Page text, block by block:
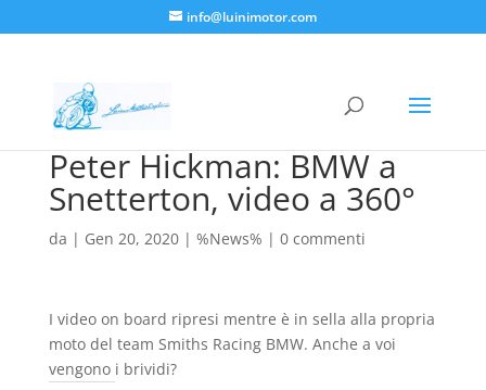
info@luinimotor.com
Peter Hickman: BMW a
Snetterton, video a 360°
da | Gen 20, 2020| %News% | 0 commenti
I video on board ripresi mentre è in sella alla propria
moto del team Smiths Racing BMW. Anche a voi
vengono i brividi?